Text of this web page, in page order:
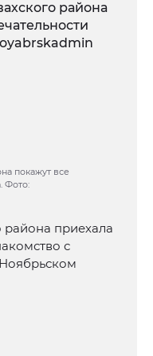
покажут все
Фото:
района приехала
с